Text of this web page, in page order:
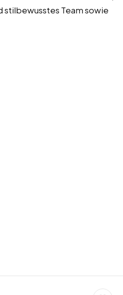
Team sowie